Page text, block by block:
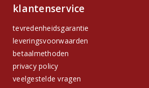
klantenservice
tevredenheidsgarantie
leveringsvoorwaarden
betaalmethoden
privacy policy
veelgestelde vragen